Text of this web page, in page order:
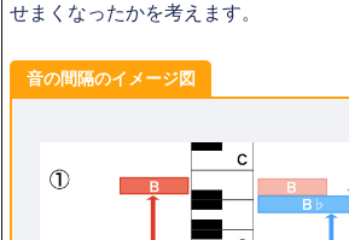
せまくなったかを考えます。
音の間隔のイメージ図